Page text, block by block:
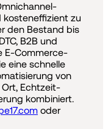
kosteneffizient zu
den Bestand bis
B2B und
E-Commerce-
eine schnelle
von
Echtzeit-
kombiniert.
oder